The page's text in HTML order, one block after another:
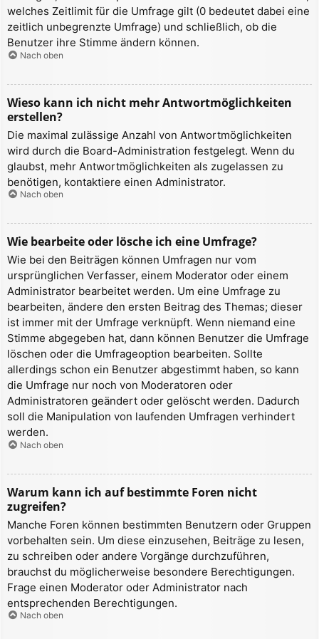
welches Zeitlimit für die Umfrage gilt (0 bedeutet dabei eine
zeitlich unbegrenzte Umfrage) und schließlich, ob die
Benutzer ihre Stimme ändern können.
Nach oben
Wieso kann ich nicht mehr Antwortmöglichkeiten
erstellen?
Die maximal zulässige Anzahl von Antwortmöglichkeiten
wird durch die Board-Administration festgelegt. Wenn du
glaubst, mehr Antwortmöglichkeiten als zugelassen zu
benötigen, kontaktiere einen Administrator.
Nach oben
Wie bearbeite oder lösche ich eine Umfrage?
Wie bei den Beiträgen können Umfragen nur vom
ursprünglichen Verfasser, einem Moderator oder einem
Administrator bearbeitet werden. Um eine Umfrage zu
bearbeiten, ändere den ersten Beitrag des Themas; dieser
ist immer mit der Umfrage verknüpft. Wenn niemand eine
Stimme abgegeben hat, dann können Benutzer die Umfrage
löschen oder die Umfrageoption bearbeiten. Sollte
allerdings schon ein Benutzer abgestimmt haben, so kann
die Umfrage nur noch von Moderatoren oder
Administratoren geändert oder gelöscht werden. Dadurch
soll die Manipulation von laufenden Umfragen verhindert
werden.
Nach oben
Warum kann ich auf bestimmte Foren nicht
zugreifen?
Manche Foren können bestimmten Benutzern oder Gruppen
vorbehalten sein. Um diese einzusehen, Beiträge zu lesen,
zu schreiben oder andere Vorgänge durchzuführen,
brauchst du möglicherweise besondere Berechtigungen.
Frage einen Moderator oder Administrator nach
entsprechenden Berechtigungen.
Nach oben